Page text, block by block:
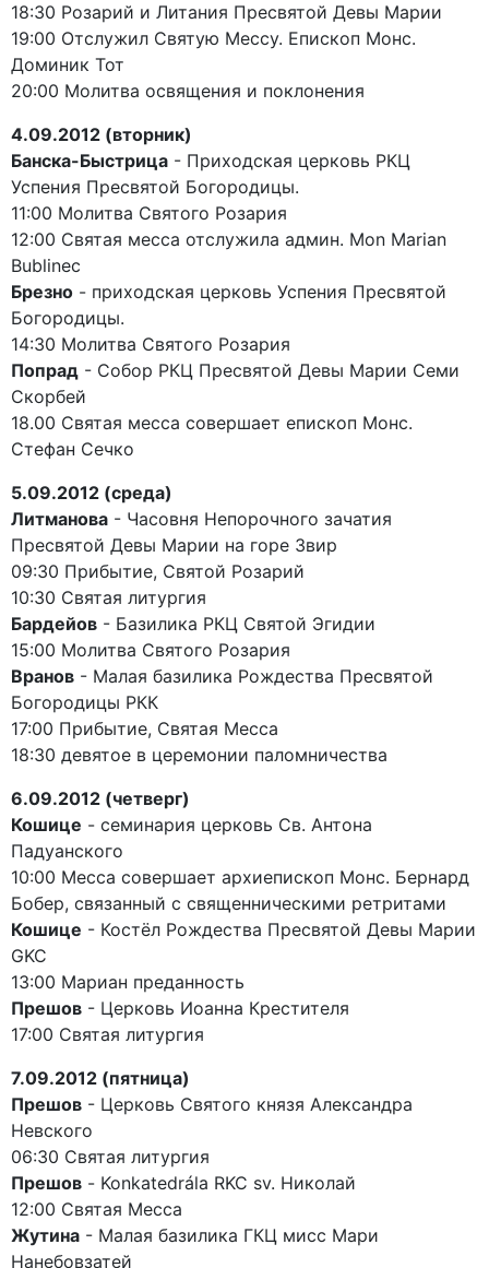
18:30 Розарий и Литания Пресвятой Девы Марии
19:00 Отслужил Святую Мессу. Епископ Монс.
Доминик Тот
20:00 Молитва освящения и поклонения
4.09.2012 (вторник)
Банска-Быстрица - Приходская церковь РКЦ
Успения Пресвятой Богородицы.
11:00 Молитва Святого Розария
12:00 Святая месса отслужила админ. Mon Marian
Bublinec
Брезно - приходская церковь Успения Пресвятой
Богородицы.
14:30 Молитва Святого Розария
Попрад - Собор РКЦ Пресвятой Девы Марии Семи
Скорбей
18.00 Святая месса совершает епископ Монс.
Стефан Сечко
5.09.2012 (среда)
Литманова - Часовня Непорочного зачатия
Пресвятой Девы Марии на горе Звир
09:30 Прибытие, Святой Розарий
10:30 Святая литургия
Бардейов - Базилика РКЦ Святой Эгидии
15:00 Молитва Святого Розария
Вранов - Малая базилика Рождества Пресвятой
Богородицы РКК
17:00 Прибытие, Святая Месса
18:30 девятое в церемонии паломничества
6.09.2012 (четверг)
Кошице - семинария церковь Св. Антона
Падуанского
10:00 Месса совершает архиепископ Монс. Бернард
Бобер, связанный с священническими ретритами
Кошице - Костёл Рождества Пресвятой Девы Марии
GKC
13:00 Мариан преданность
Прешов - Церковь Иоанна Крестителя
17:00 Святая литургия
7.09.2012 (пятница)
Прешов - Церковь Святого князя Александра
Невского
06:30 Святая литургия
Прешов - Konkatedrála RKC sv. Николай
12:00 Святая Месса
Жутина - Малая базилика ГКЦ мисс Мари
Нанебовзатей